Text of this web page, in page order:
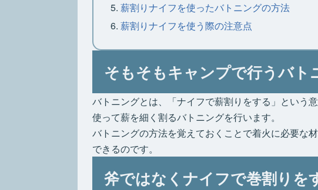
薪割りナイフを使ったバトニングの方法
薪割りナイフを使う際の注意点
そもそもキャンプで行うバト
バトニングとは、「ナイフで薪割りをする」という
使って薪を細く割るバトニングを行います。
バトニングの方法を覚えておくことで着火に必要な
できるのです。
斧ではなくナイフで巻割りを